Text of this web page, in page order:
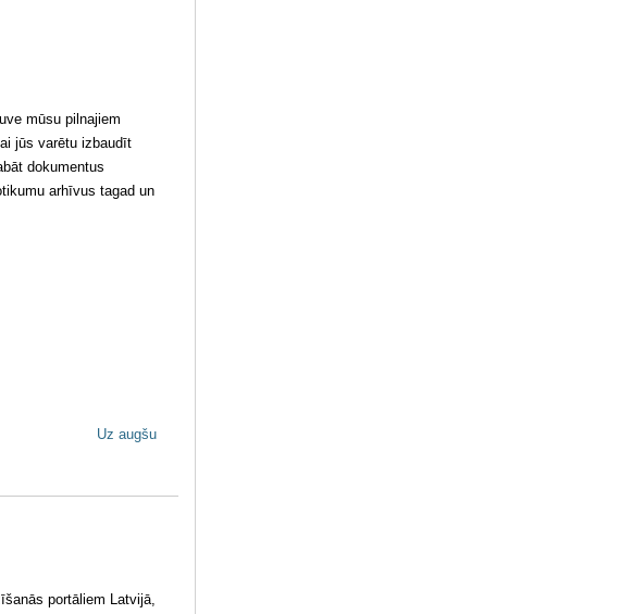
mūsu pilnajiem
jūs varētu izbaudīt
dokumentus
arhīvus tagad un
Uz augšu
portāliem Latvijā,